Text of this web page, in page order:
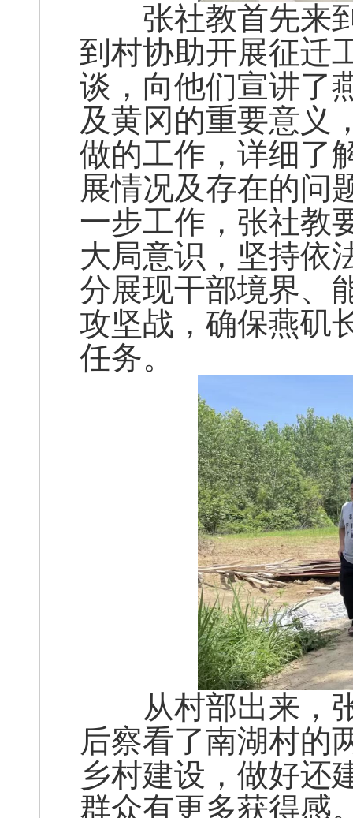
张社教首先来到
到村协助开展征迁
谈，向他们宣讲了
及黄冈的重要意义
做的工作，详细了
展情况及存在的问
一步工作，张社教
大局意识，坚持依
分展现干部境界、
攻坚战，确保燕矶
任务。
从村部出来，张
后察看了南湖村的
乡村建设，做好还
群众有更多获得感